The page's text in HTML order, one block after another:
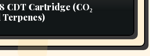
CDT Cartridge (CO₂